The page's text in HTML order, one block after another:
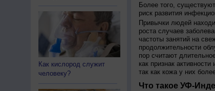
Как кислород служит
человеку?
Более того,
риск развития
Привычки людей
роста случаев
частоты занятий на
продолжительности
пор считают
как признак
так как кожа у них
Что такое УФ-